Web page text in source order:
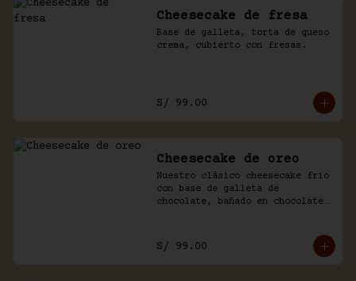
Cheesecake de fresa
Base de galleta, torta de queso
crema, cubierto con fresas.
S/ 99.00
Cheesecake de oreo
Nuestro clásico cheesecake frio
con base de galleta de
chocolate, bañado en chocolate
S/ 99.00